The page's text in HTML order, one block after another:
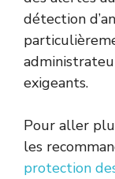
détection
exigeants.
Pour aller
les
protection